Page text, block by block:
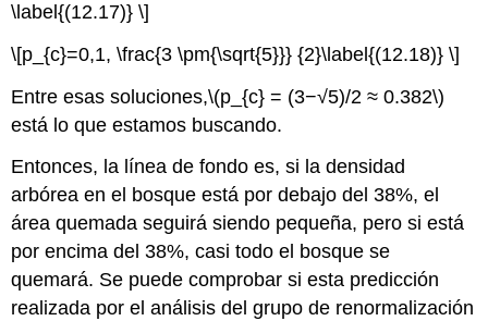
\label{(12.17)} \]
\[p_{c}=0,1, \frac{3 \pm{\sqrt{5}}} {2}\label{(12.18)} \]
Entre esas soluciones,\(p_{c} = (3−√5)/2 ≈ 0.382\)
está lo que estamos buscando.
Entonces, la línea de fondo es, si la densidad
arbórea en el bosque está por debajo del 38%, el
área quemada seguirá siendo pequeña, pero si está
por encima del 38%, casi todo el bosque se
quemará. Se puede comprobar si esta predicción
realizada por el análisis del grupo de renormalización